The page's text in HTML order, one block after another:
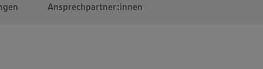
Ansprechpartner:innen